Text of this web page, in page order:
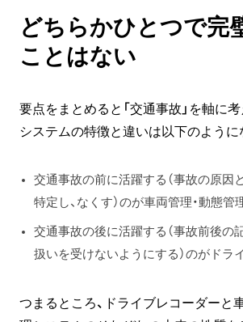
どちらかひとつで完
ことはない
要点をまとめると「交通事故」を軸に
システムの特徴と違いは以下のように
交通事故の前に活躍する（事故の原因
特定し、なくす）のが車両管理・動態管
交通事故の後に活躍する（事故前後の
扱いを受けないようにする）のがドラ
つまるところ、ドライブレコーダーと